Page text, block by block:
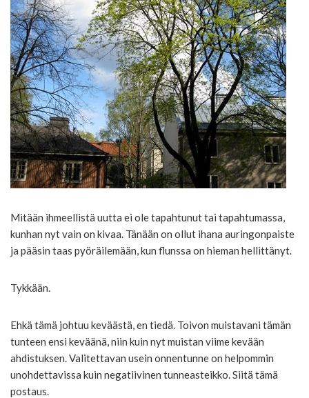
Mitään ihmeellistä uutta ei ole tapahtunut tai tapahtumassa,
kunhan nyt vain on kivaa. Tänään on ollut ihana auringonpaiste
ja pääsin taas pyöräilemään, kun flunssa on hieman hellittänyt.
Tykkään.
Ehkä tämä johtuu keväästä, en tiedä. Toivon muistavani tämän
tunteen ensi keväänä, niin kuin nyt muistan viime kevään
ahdistuksen. Valitettavan usein onnentunne on helpommin
unohdettavissa kuin negatiivinen tunneasteikko. Siitä tämä
postaus.